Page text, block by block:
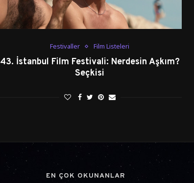
Festivaller Film Listeleri
43. İstanbul Film Festivali: Nerdesin Aşkım?
Seçkisi
EN ÇOK OKUNANLAR